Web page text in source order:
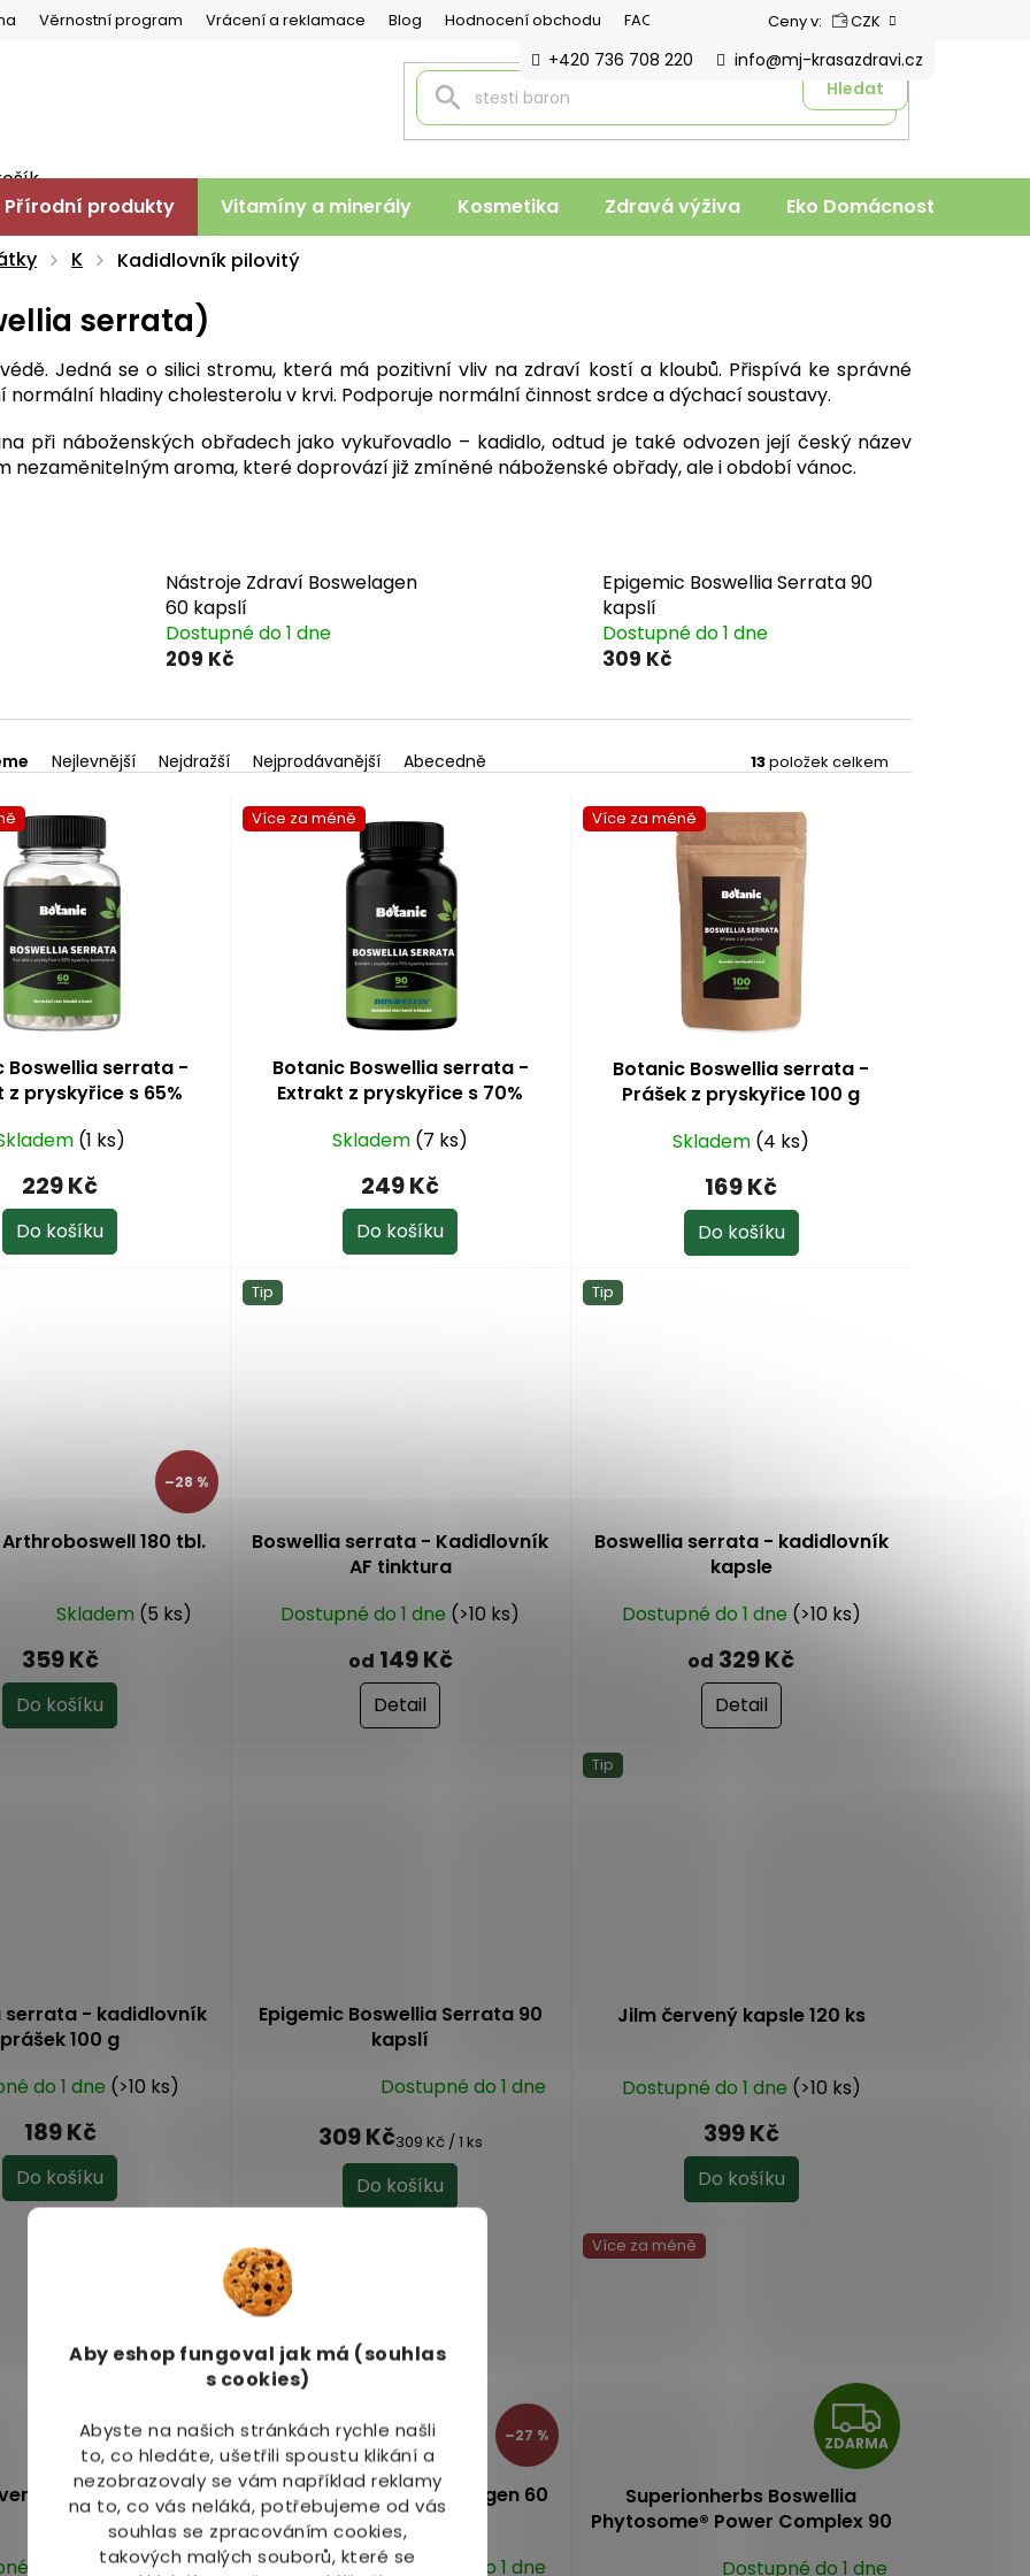
Aby eshop fungoval jak má (souhlas
s cookies)
Abyste na našich stránkách rychle našli
to, co hledáte, ušetřili spoustu klikání a
nezobrazovaly se vám například reklamy
na to, co vás neláká, potřebujeme od vás
souhlas se zpracováním cookies,
takových malých souborů, které se
Věrnostní program Vrácení a reklamace Blog Hodnocení obchodu FAQ Ceny v: CZK
Hledat
+420 736 708 220 info@mj-krasazdravi.cz
Přírodní produkty Vitamíny a minerály Kosmetika Zdravá výživa Eko Domácnost
K Kadidlovník pilovitý
serrata)
Jedná se o silici stromu, která má pozitivní vliv na zdraví kostí a kloubů. Přispívá ke správné
hladiny cholesterolu v krvi. Podporuje normální činnost srdce a dýchací soustavy.
při náboženských obřadech jako vykuřovadlo – kadidlo, odtud je také odvozen její český název
nezaměnitelným aroma, které doprovází již zmíněné náboženské obřady, ale i období vánoc.
Nástroje Zdraví Boswelagen
60 kapslí
Dostupné do 1 dne
209 Kč
Epigemic Boswellia Serrata 90
kapslí
Dostupné do 1 dne
309 Kč
Nejlevnější Nejdražší Nejprodávanější Abecedně 13položek celkem
Boswellia serrata -
z pryskyřice s 65%
(1 ks)
229 Kč
Do košíku
Více za méně
Botanic Boswellia serrata -
Extrakt z pryskyřice s 70%
HBD Sabinsa) 90 kapslí
Skladem (7 ks)
249 Kč
Do košíku
Více za méně
Botanic Boswellia serrata -
Prášek z pryskyřice 100 g
Skladem (4 ks)
169 Kč
Do košíku
–28 %
180 tbl.
Skladem (5 ks)
359 Kč
Do košíku
Tip
Boswellia serrata - Kadidlovník
AF tinktura
Dostupné do 1 dne (>10 ks)
od 149 Kč
Detail
Tip
Boswellia serrata - kadidlovník
kapsle
Dostupné do 1 dne (>10 ks)
od 329 Kč
Detail
serrata - kadidlovník
prášek 100 g
do 1 dne (>10 ks)
189 Kč
Do košíku
Epigemic Boswellia Serrata 90
kapslí
produktu
5
hvězdiček.
Dostupné do 1 dne
309 KčMěrná
cena:
309 Kč / 1 ks
Do košíku
Tip
Jilm červený kapsle 120 ks
Dostupné do 1 dne (>10 ks)
399 Kč
Do košíku
kůra mletá 80 g
do 1 dne(>10 ks)
Akce
–27 %
Nástroje Zdraví Boswelagen 60
kapslí
Dostupné do 1 dne
Více za méně
Z
D
A
R
ZDARMA
Superionherbs Boswellia
Phytosome® Power Complex 90
Dostupné do 1 dne